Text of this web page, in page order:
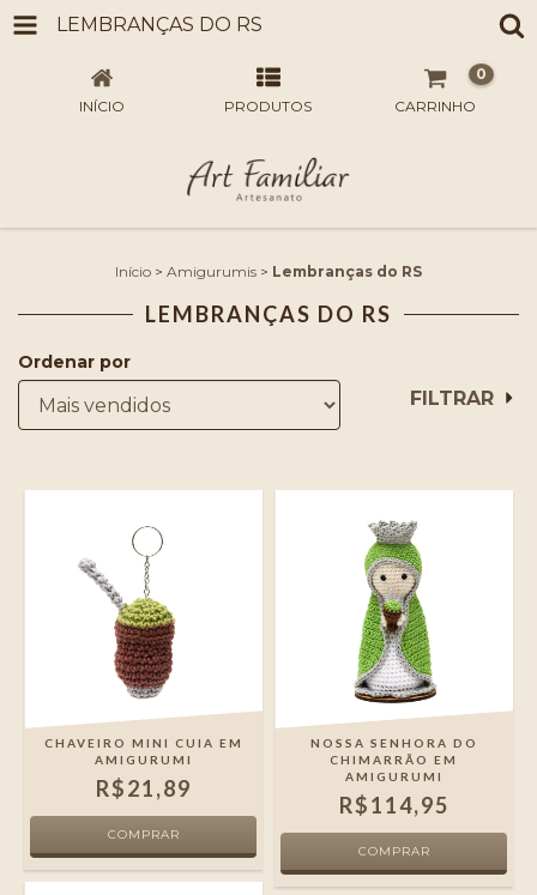
LEMBRANÇAS DO RS
INÍCIO PRODUTOS CARRINHO
0
Início > Amigurumis > Lembranças do RS
LEMBRANÇAS DO RS
Ordenar por
FILTRAR
CHAVEIRO MINI CUIA EM
AMIGURUMI
R$21,89
NOSSA SENHORA DO
CHIMARRÃO EM
AMIGURUMI
R$114,95